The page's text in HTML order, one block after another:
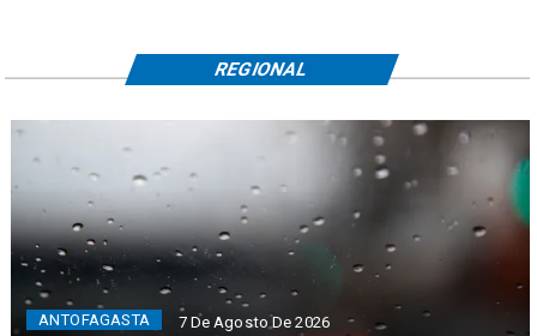
ANTOFAGASTA 7 De Agosto De 2026
REGIONAL